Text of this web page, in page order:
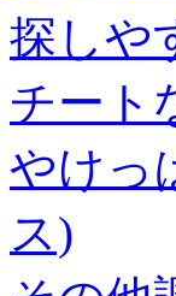
探しや
チート
やけっ
ス)